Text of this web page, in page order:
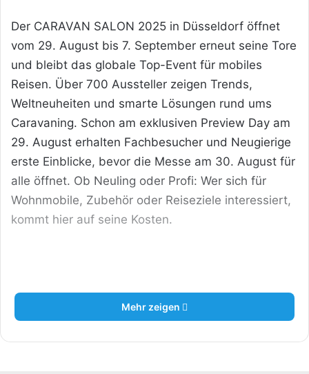
Der CARAVAN SALON 2025 in Düsseldorf öffnet
vom 29. August bis 7. September erneut seine Tore
und bleibt das globale Top-Event für mobiles
Reisen. Über 700 Aussteller zeigen Trends,
Weltneuheiten und smarte Lösungen rund ums
Caravaning. Schon am exklusiven Preview Day am
29. August erhalten Fachbesucher und Neugierige
erste Einblicke, bevor die Messe am 30. August für
alle öffnet. Ob Neuling oder Profi: Wer sich für
Wohnmobile, Zubehör oder Reiseziele interessiert,
kommt hier auf seine Kosten.
Mehr zeigen